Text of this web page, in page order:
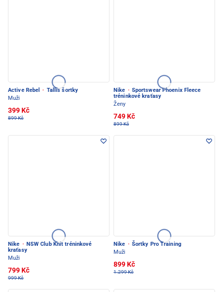
Active Rebel · Tallis šortky
Muži
399 Kč
899 Kč
Nike · Sportswear Phoenix Fleece
tréninkové kraťasy
Ženy
749 Kč
899 Kč
Nike · NSW Club Knit tréninkové
kraťasy
Muži
799 Kč
999 Kč
Nike · Šortky Pro Training
Muži
899 Kč
1.299 Kč